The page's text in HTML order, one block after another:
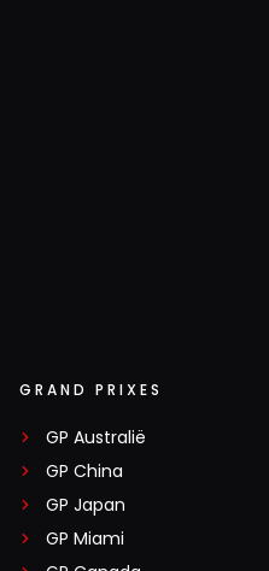
GRAND PRIXES
GP Australië
GP China
GP Japan
GP Miami